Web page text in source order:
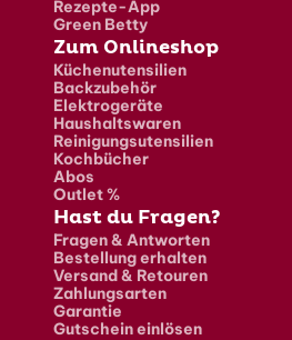
Rezepte-App
Green Betty
Zum Onlineshop
Küchenutensilien
Backzubehör
Elektrogeräte
Haushaltswaren
Reinigungsutensilien
Kochbücher
Abos
Outlet %
Hast du Fragen?
Fragen & Antworten
Bestellung erhalten
Versand & Retouren
Zahlungsarten
Garantie
Gutschein einlösen